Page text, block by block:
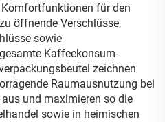
für den
öffnende Verschlüsse,
sowie
Kaffeekonsum-
zeichnen
Raumausnutzung bei
und maximieren so die
sowie in heimischen